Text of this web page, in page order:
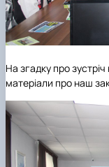
На згадку про
матеріали про наш